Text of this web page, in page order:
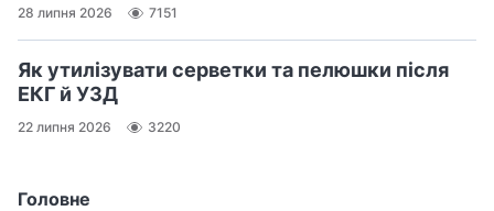
Головне
28 липня 2026 7151
Як утилізувати серветки та пелюшки після
ЕКГ й УЗД
22 липня 2026 3220